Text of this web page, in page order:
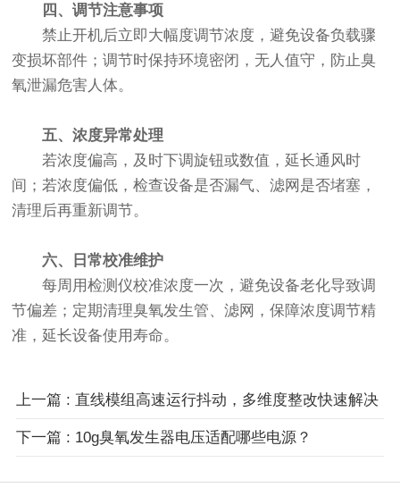
四、调节注意事项
禁止开机后立即大幅度调节浓度，避免设备负载骤
变损坏部件；调节时保持环境密闭，无人值守，防止臭
氧泄漏危害人体。
五、浓度异常处理
若浓度偏高，及时下调旋钮或数值，延长通风时
间；若浓度偏低，检查设备是否漏气、滤网是否堵塞，
清理后再重新调节。
六、日常校准维护
每周用检测仪校准浓度一次，避免设备老化导致调
节偏差；定期清理臭氧发生管、滤网，保障浓度调节精
准，延长设备使用寿命。
上一篇 : 直线模组高速运行抖动，多维度整改快速解决
下一篇 : 10g臭氧发生器电压适配哪些电源？